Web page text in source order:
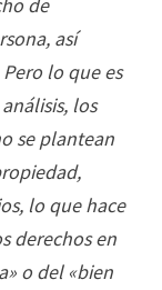
así
lo que es
los
se plantean
lo que hace
derechos en
o del «bien